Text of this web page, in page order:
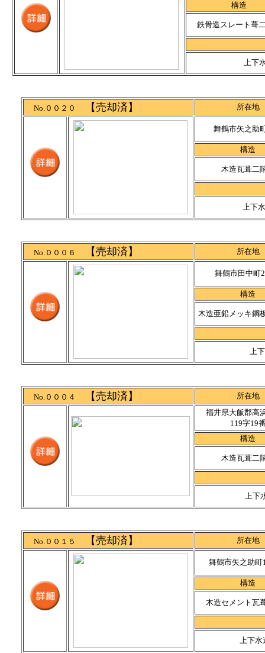
構造
鉄骨造スレート葺
上下
No.００２０ 【売却済】 所在地
舞鶴市矢之助
構造
木造瓦葺二
上下
No.０００６ 【売却済】 所在地
舞鶴市田中町
構造
木造亜鉛メッキ鋼
上
No.０００４ 【売却済】
所在地
福井県大飯郡高
119字19
構造
木造瓦葺二
上下
No.００１５ 【売却済】 所在地
舞鶴市矢之助町
構造
木造セメント瓦
上下水